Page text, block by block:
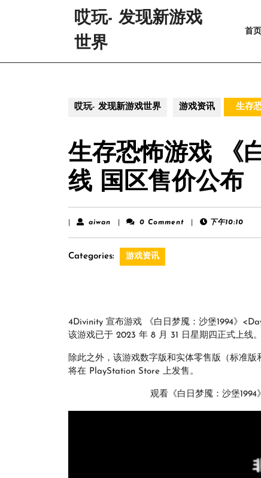
哎玩- 发现新游戏
世界
首页
哎玩- 发现新游戏世界 游戏资讯 生存
生存恐怖游戏 《
线 国区售价公布
aiwan aiwan 0 Comment 下午10:10
Categories: 游戏资讯
4Divinity 宣布游戏 《白日梦魇：沙堡1994》
该游戏已于 2023 年 8 月 31 日星期四正式上线。
除此之外，该游戏数字版和实体零售版（标准
将在 PlayStation Store 上发售。
观看《白日梦魇：沙堡